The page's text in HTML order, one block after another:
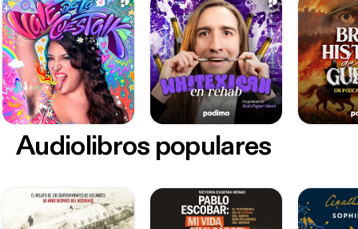
Audiolibros populares